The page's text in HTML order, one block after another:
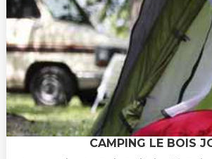
CAMPING LE BOIS